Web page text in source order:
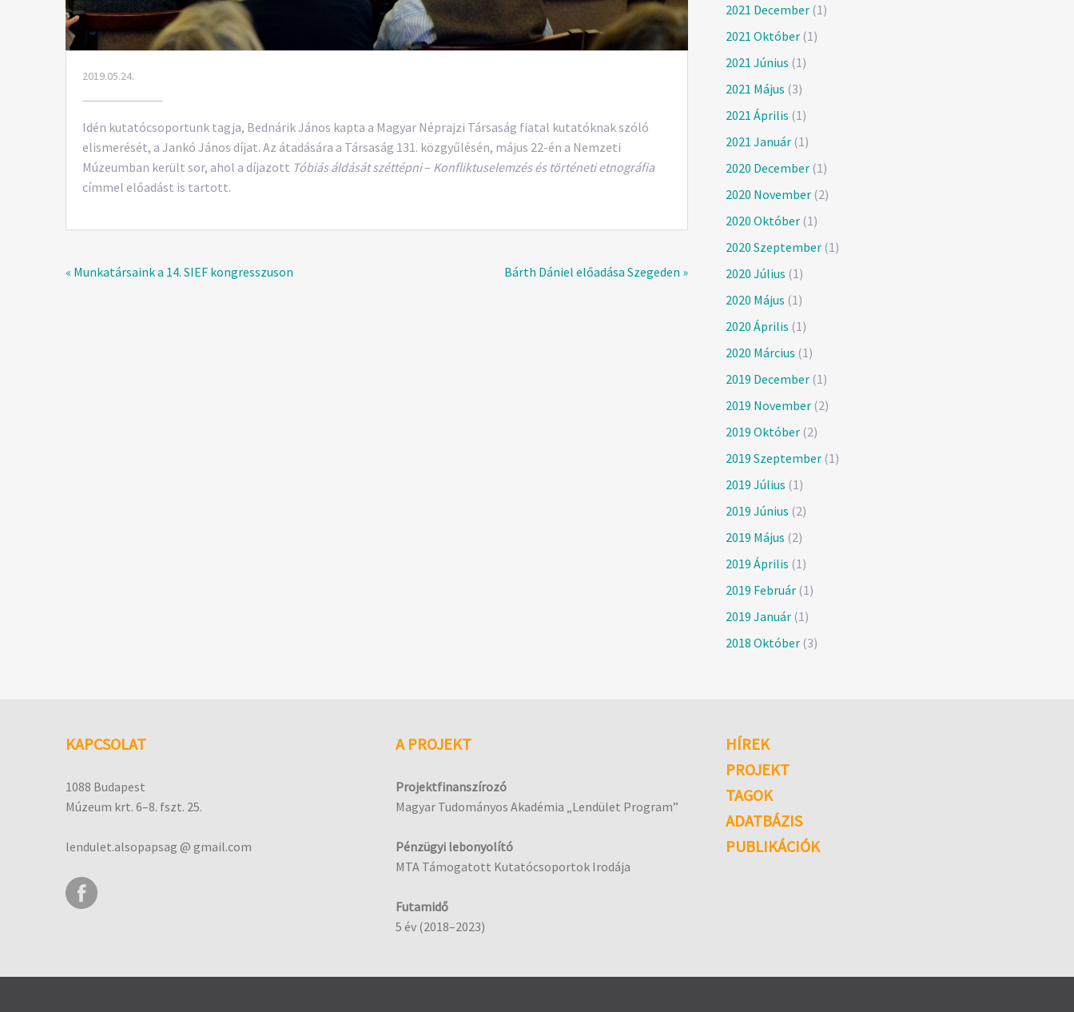
2019.05.24.
Idén kutatócsoportunk tagja, Bednárik János kapta a Magyar Néprajzi Társaság fiatal kutatóknak szóló
elismerését, a Jankó János díjat. Az átadására a Társaság 131. közgyűlésén, május 22-én a Nemzeti
Múzeumban került sor, ahol a díjazott Tóbiás áldását széttépni– Konfliktuselemzés és történeti etnográfia
címmel előadást is tartott.
« Munkatársaink a 14. SIEF kongresszuson Bárth Dániel előadása Szegeden »
2021 December(1)
2021 Október(1)
2021 Június (1)
2021 Május (3)
2021 Április (1)
2021 Január(1)
2020 December(1)
2020 November(2)
2020 Október(1)
2020 Szeptember(1)
2020 Július (1)
2020 Május (1)
2020 Április (1)
2020 Március (1)
2019 December(1)
2019 November(2)
2019 Október(2)
2019 Szeptember(1)
2019 Július (1)
2019 Június (2)
2019 Május (2)
2019 Április (1)
2019 Február(1)
2019 Január(1)
2018 Október(3)
KAPCSOLAT
1088 Budapest
Múzeum krt. 6–8. fszt. 25.
lendulet.alsopapsag @ gmail.com
A PROJEKT
Projektfinanszírozó
Magyar Tudományos Akadémia „Lendület Program”
Pénzügyi lebonyolító
MTA Támogatott Kutatócsoportok Irodája
Futamidő
5 év (2018–2023)
HÍREK
PROJEKT
TAGOK
ADATBÁZIS
PUBLIKÁCIÓK